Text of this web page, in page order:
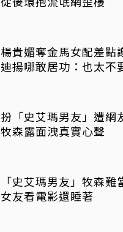
楊貴媚奪金馬女配差
迪揚哪敢居功：也太不
扮「史艾瑪男友」遭
牧森露面洩真實心聲
「史艾瑪男友」牧森難當 遭酸：
女友看電影還睡著